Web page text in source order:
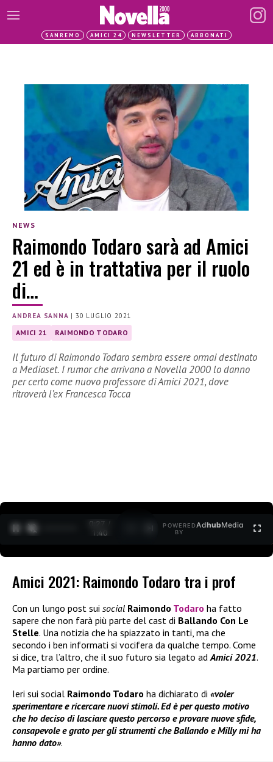
SANREMO AMICI 24 NEWSLETTER ABBONATI
NEWS
Raimondo Todaro sarà ad Amici
21 ed è in trattativa per il ruolo
di…
ANDREA SANNA |30 LUGLIO 2021
AMICI 21 RAIMONDO TODARO
Il futuro di Raimondo Todaro sembra essere ormai destinato
a Mediaset. I rumor che arrivano a Novella 2000 lo danno
per certo come nuovo professore di Amici 2021, dove
ritroverà l’ex Francesca Tocca
0:27 /
1:40
POWERED
BY
AdhubMedia
Amici 2021: Raimondo Todaro tra i prof
Con un lungo post sui social Raimondo Todaro ha fatto
sapere che non farà più parte del cast di Ballando Con Le
Stelle. Una notizia che ha spiazzato in tanti, ma che
secondo i ben informati si vocifera da qualche tempo. Come
si dice, tra l’altro, che il suo futuro sia legato adAmici 2021.
Ma partiamo per ordine.
Ieri sui social Raimondo Todaro ha dichiarato di «voler
sperimentare e ricercare nuovi stimoli. Ed è per questo motivo
che ho deciso di lasciare questo percorso e provare nuove sfide,
consapevole e grato per gli strumenti che Ballando e Milly mi ha
hanno dato».